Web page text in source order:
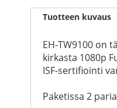
to
images
gallery
Tuotteen kuvaus
EH-TW9100 on
kirkasta 1080p
ISF-sertifiointi
Paketissa 2